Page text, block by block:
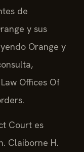
de
y sus
Orange y
Offices Of
Court es
Claiborne H.